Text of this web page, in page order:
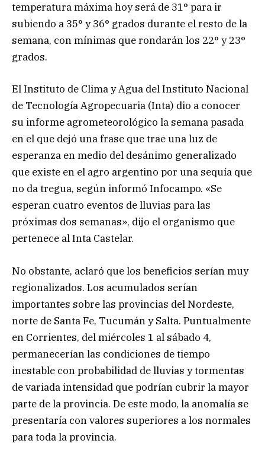
temperatura máxima hoy será de 31° para ir
subiendo a 35° y 36° grados durante el resto de la
semana, con mínimas que rondarán los 22° y 23°
grados.
El Instituto de Clima y Agua del Instituto Nacional
de Tecnología Agropecuaria (Inta) dio a conocer
su informe agrometeorológico la semana pasada
en el que dejó una frase que trae una luz de
esperanza en medio del desánimo generalizado
que existe en el agro argentino por una sequía que
no da tregua, según informó Infocampo. «Se
esperan cuatro eventos de lluvias para las
próximas dos semanas», dijo el organismo que
pertenece al Inta Castelar.
No obstante, aclaró que los beneficios serían muy
regionalizados. Los acumulados serían
importantes sobre las provincias del Nordeste,
norte de Santa Fe, Tucumán y Salta. Puntualmente
en Corrientes, del miércoles 1 al sábado 4,
permanecerían las condiciones de tiempo
inestable con probabilidad de lluvias y tormentas
de variada intensidad que podrían cubrir la mayor
parte de la provincia. De este modo, la anomalía se
presentaría con valores superiores a los normales
para toda la provincia.